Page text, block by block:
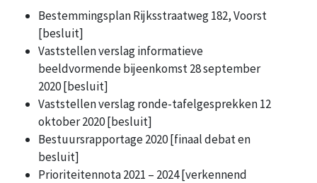
Bestemmingsplan Rijksstraatweg 182, Voorst
[besluit]
Vaststellen verslag informatieve
beeldvormende bijeenkomst 28 september
2020 [besluit]
Vaststellen verslag ronde-tafelgesprekken 12
oktober 2020 [besluit]
Bestuursrapportage 2020 [finaal debat en
besluit]
Prioriteitennota 2021 – 2024 [verkennend